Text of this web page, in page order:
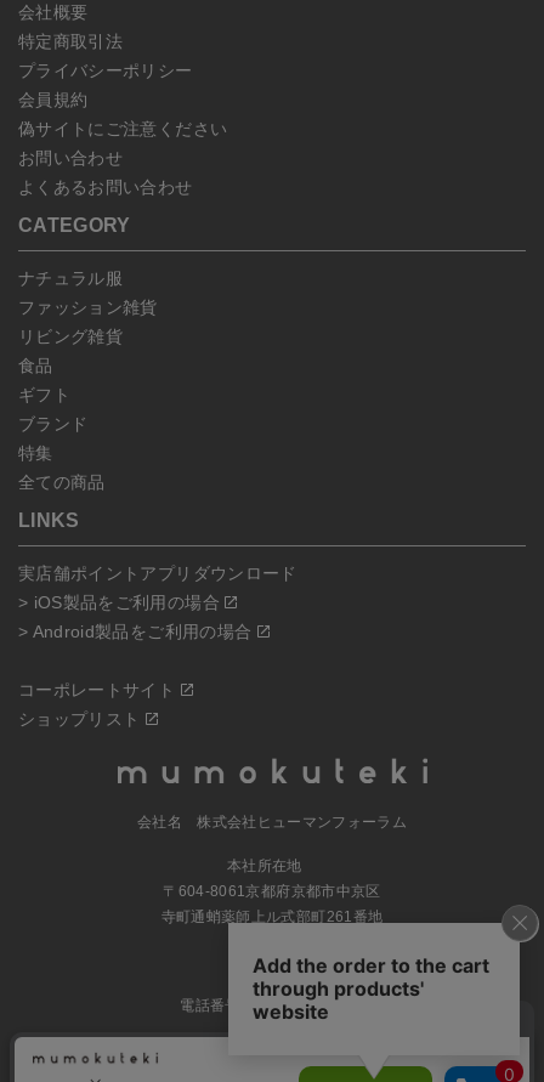
会社概要
特定商取引法
プライバシーポリシー
会員規約
偽サイトにご注意ください
お問い合わせ
よくあるお問い合わせ
CATEGORY
ナチュラル服
ファッション雑貨
リビング雑貨
食品
ギフト
ブランド
特集
全ての商品
LINKS
実店舗ポイントアプリダウンロード
> iOS製品をご利用の場合
> Android製品をご利用の場合
コーポレートサイト
ショップリスト
会社名 株式会社ヒューマンフォーラム
本社所在地
〒604-8061京都府京都市中京区
寺町通蛸薬師上ル式部町261番地
MAP
電話番号 070-5504-0806